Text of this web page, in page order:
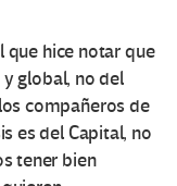
que hice notar que
global, no del
compañeros de
es del Capital, no
tener bien